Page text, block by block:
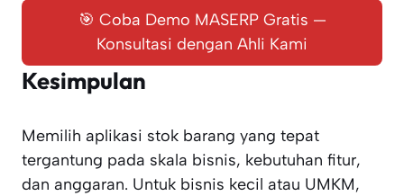
🎯 Coba Demo MASERP Gratis —
Konsultasi dengan Ahli Kami
Kesimpulan
Memilih aplikasi stok barang yang tepat
tergantung pada skala bisnis, kebutuhan fitur,
dan anggaran. Untuk bisnis kecil atau UMKM,